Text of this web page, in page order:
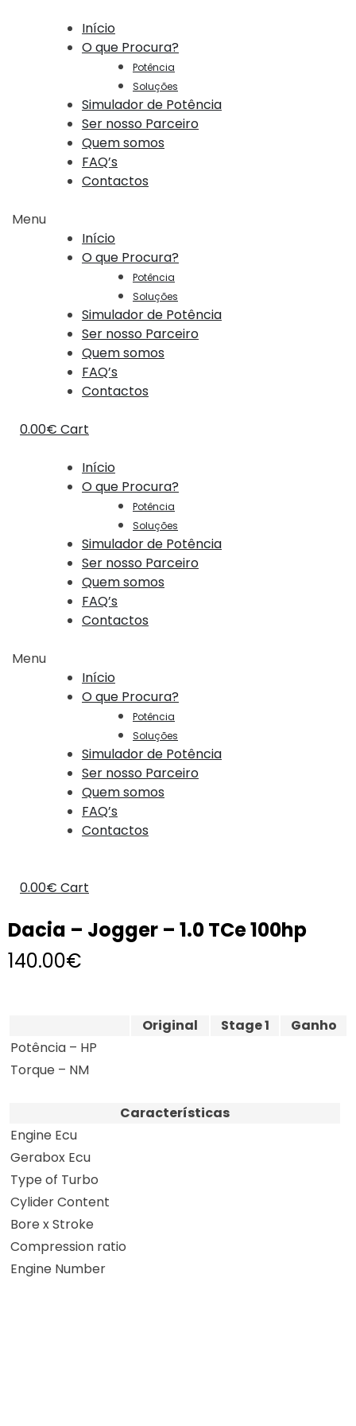
Início
O que Procura?
Potência
Soluções
Simulador de Potência
Ser nosso Parceiro
Quem somos
FAQ’s
Contactos
Menu
Início
O que Procura?
Potência
Soluções
Simulador de Potência
Ser nosso Parceiro
Quem somos
FAQ’s
Contactos
0.00€ Cart
Início
O que Procura?
Potência
Soluções
Simulador de Potência
Ser nosso Parceiro
Quem somos
FAQ’s
Contactos
Menu
Início
O que Procura?
Potência
Soluções
Simulador de Potência
Ser nosso Parceiro
Quem somos
FAQ’s
Contactos
0.00€ Cart
Dacia – Jogger – 1.0 TCe 100hp
140.00€
Original Stage 1
Ganho
Potência – HP
Torque – NM
Características
Engine Ecu
Gerabox Ecu
Type of Turbo
Cylider Content
Bore x Stroke
Compression ratio
Engine Number